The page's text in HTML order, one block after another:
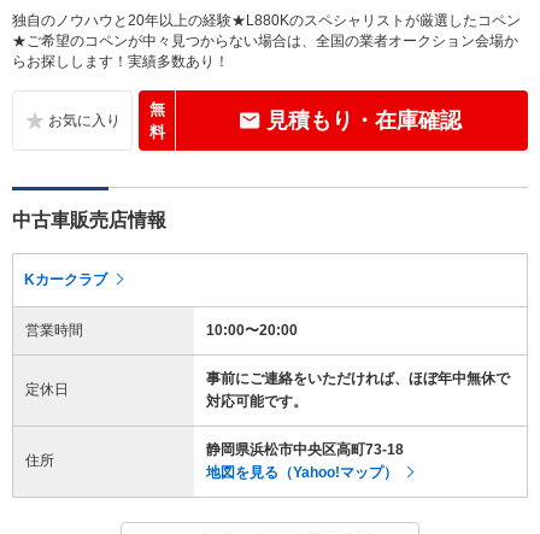
独自のノウハウと20年以上の経験★L880Kのスペシャリストが厳選したコペン
★ご希望のコペンが中々見つからない場合は、全国の業者オークション会場か
らお探しします！実績多数あり！
無
料
見積もり・在庫確認
中古車販売店情報
Kカークラブ
営業時間 10:00〜20:00
定休日
事前にご連絡をいただければ、ほぼ年中無休で
対応可能です。
住所
静岡県浜松市中央区高町73-18
地図を見る（Yahoo!マップ）